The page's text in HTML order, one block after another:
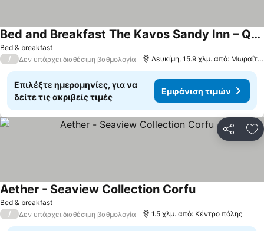
Bed & breakfast
Bed and Breakfast The Kavos Sandy Inn – Quadruple Room with Shared Pool, Wi-Fi, and Air Conditioning
Εμφάνιση τιμών
/ Δεν υπάρχει διαθέσιμη βαθμολογία Λευκίμη, 15.9 χλμ. από:
Επιλέξτε ημερομηνίες, για να
δείτε τις ακριβείς τιμές
Εμφάνιση τιμών
Bed & breakfast
Aether - Seaview Collection CorfuΕμφάνιση
/ Δεν υπάρχει διαθέσιμη βαθμολογία 1.5 χλμ. από: Κέντρο πόλης